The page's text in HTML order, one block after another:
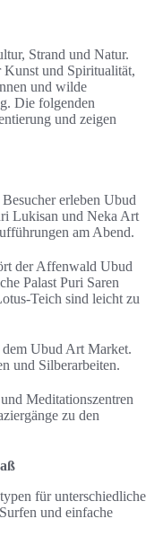
Strand und Natur.
Kunst und Spiritualität,
und wilde
Die folgenden
und zeigen
erleben Ubud
Lukisan und Neka Art
am Abend.
der Affenwald Ubud
Palast Puri Saren
Teich sind leicht zu
Ubud Art Market.
und Silberarbeiten.
Meditationszentren
zu den
für unterschiedliche
und einfache